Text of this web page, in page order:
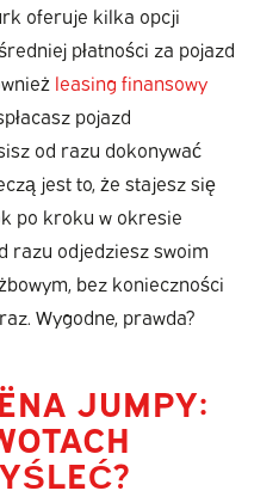
oferuje kilka opcji
płatności za pojazd
leasing finansowy
pojazd
od razu dokonywać
jest to, że stajesz się
po kroku w okresie
razu odjedziesz swoim
bez konieczności
Wygodne, prawda?
JUMPY: